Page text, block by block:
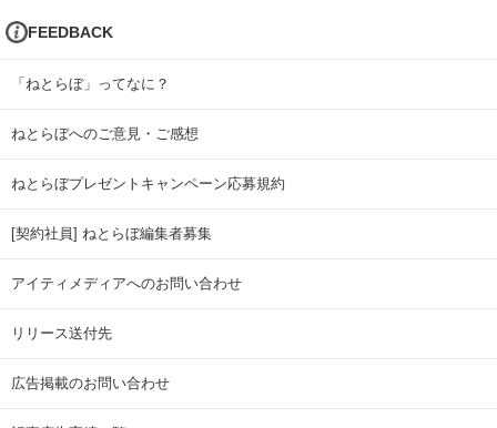
FEEDBACK
「ねとらぼ」ってなに？
ねとらぼへのご意見・ご感想
ねとらぼプレゼントキャンペーン応募規約
[契約社員] ねとらぼ編集者募集
アイティメディアへのお問い合わせ
リリース送付先
広告掲載のお問い合わせ